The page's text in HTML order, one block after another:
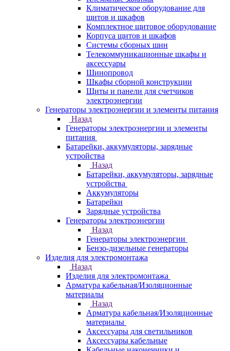
Климатическое оборудование для
щитов и шкафов
Комплектное щитовое оборудование
Корпуса щитов и шкафов
Системы сборных шин
Телекоммуникационные шкафы и
аксессуары
Шинопровод
Шкафы сборной конструкции
Щиты и панели для счетчиков
электроэнергии
Генераторы электроэнергии и элементы питания
Назад
Генераторы электроэнергии и элементы
питания
Батарейки, аккумуляторы, зарядные
устройства
Назад
Батарейки, аккумуляторы, зарядные
устройства
Аккумуляторы
Батарейки
Зарядные устройства
Генераторы электроэнергии
Назад
Генераторы электроэнергии
Бензо-дизельные генераторы
Изделия для электромонтажа
Назад
Изделия для электромонтажа
Арматура кабельная/Изоляционные
материалы
Назад
Арматура кабельная/Изоляционные
материалы
Аксессуары для светильников
Аксессуары кабельные